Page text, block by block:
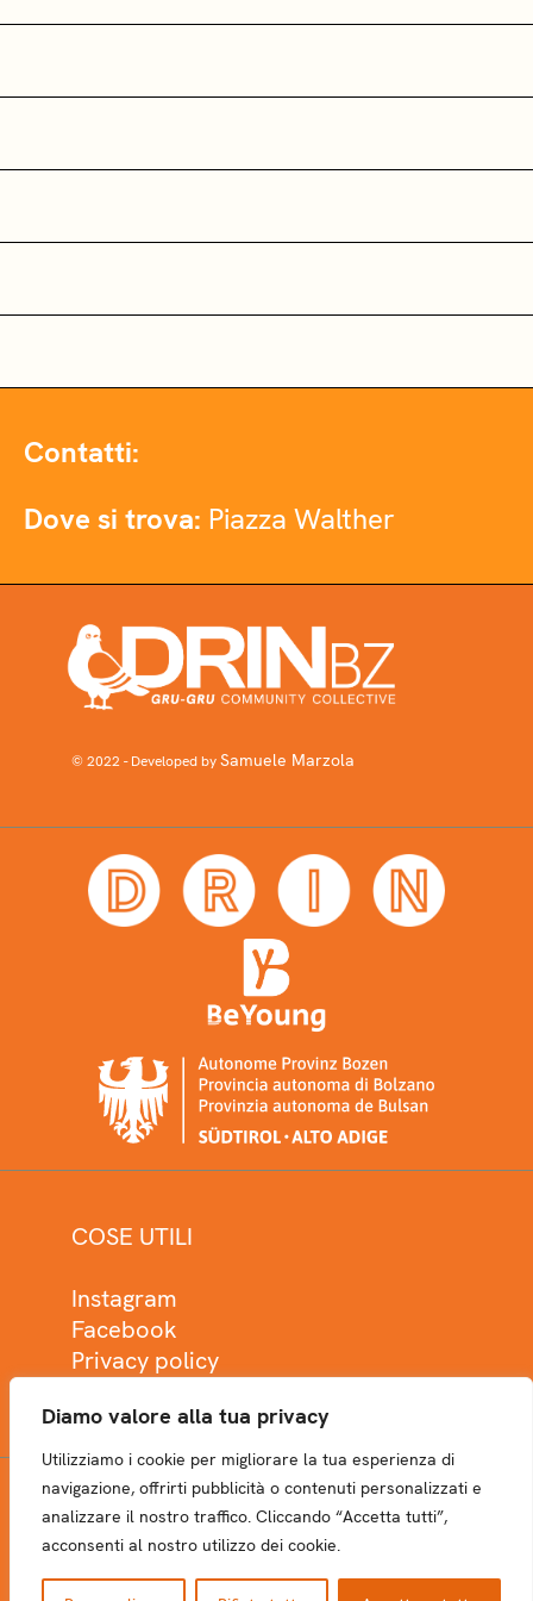
Diamo valore alla tua privacy
Utilizziamo i cookie per migliorare la tua esperienza di
navigazione, offrirti pubblicità o contenuti personalizzati e
analizzare il nostro traffico. Cliccando “Accetta tutti”,
acconsenti al nostro utilizzo dei cookie.
Contatti:
Dove si trova: Piazza Walther
© 2022 - Developed bySamuele Marzola
COSE UTILI
Instagram
Facebook
Privacy policy
NEWSLETTER